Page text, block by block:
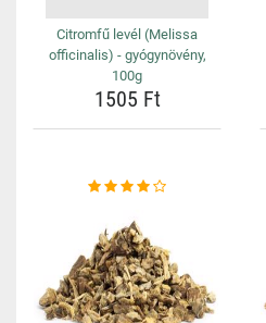
Citromfű levél (Melissa
officinalis) - gyógynövény,
100g
1505 Ft